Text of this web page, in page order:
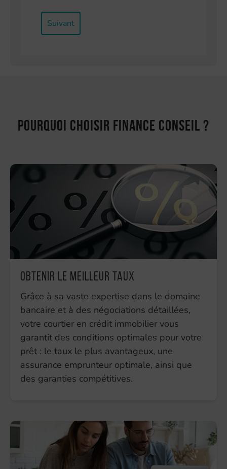
Suivant
Pourquoi choisir Finance Conseil ?
Obtenir le meilleur taux
Grâce à sa vaste expertise dans le domaine
bancaire et à des négociations détaillées,
votre courtier en crédit immobilier vous
garantit des conditions optimales pour votre
prêt : le taux le plus avantageux, une
assurance emprunteur optimale, ainsi que
des garanties compétitives.